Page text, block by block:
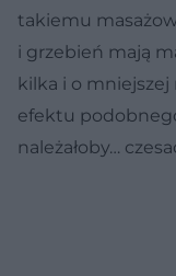
takiemu
i grzebień mają
kilka i o mniejszej
efektu
należałoby…